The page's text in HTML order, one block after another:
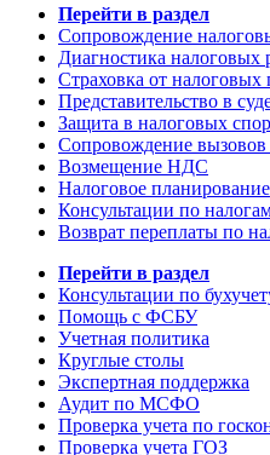
Перейти в раздел
Сопровождение
Диагностика налоговых
Страховка от налоговых
Представительство в
Защита в налоговых
Сопровождение
Возмещение НДС
Налоговое планирование
Консультации по
Возврат переплаты по
Перейти в раздел
Консультации по
Помощь с ФСБУ
Учетная политика
Круглые столы
Экспертная поддержка
Аудит по МСФО
Проверка учета по
Проверка учета ГОЗ